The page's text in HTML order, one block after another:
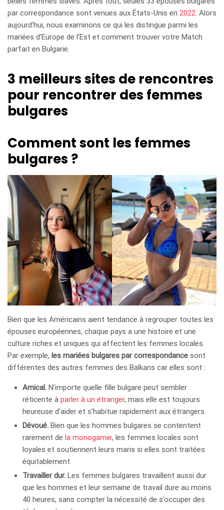
par correspondance sont venues aux États-Unis en 2022. Alors
aujourd’hui, nous examinons ce qui les distingue parmi les
mariées d’Europe de l’Est et comment trouver votre Match
parfait en Bulgarie.
3 meilleurs sites de rencontres
pour rencontrer des femmes
bulgares
Comment sont les femmes
bulgares ?
Bien que les Américains aient tendance à regrouper toutes les
épouses européennes, chaque pays a une histoire et une
culture riches et uniques qui affectent les femmes locales.
Par exemple, les mariées bulgares par correspondance sont
différentes des autres femmes des Balkans car elles sont :
Amical. N’importe quelle fille bulgare peut sembler
réticente à parler à un étranger, mais elle est toujours
heureuse d’aider et s’habitue rapidement aux étrangers.
Dévoué. Bien que les hommes bulgares se contentent
rarement de la monogamie, les femmes locales sont
loyales et soutiennent leurs maris si elles sont traitées
équitablement.
Travailler dur. Les femmes bulgares travaillent aussi dur
que les hommes et leur semaine de travail dure au moins
40 heures, sans compter la nécessité de s’occuper des